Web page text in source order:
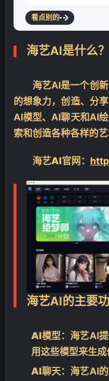
看点别的
海艺AI是什么？
海艺AI是一个创
的想象力，创造、分
AI模型、AI聊天和AI
索和创造各种各样的艺
海艺AI官网 ：
海艺AI的主要
AI模型 ：海艺AI
用这些模型来生成
AI聊天：海艺AI